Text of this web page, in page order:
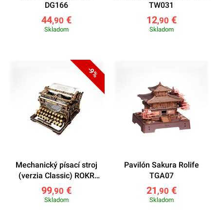
DG166
44,90 €
Skladom
TW031
12,90 €
Skladom
-9%
Mechanický písací stroj
(verzia Classic) ROKR
LK703B
99,90 €
Skladom
Pavilón Sakura Rolife
TGA07
21 ,90 €
Skladom